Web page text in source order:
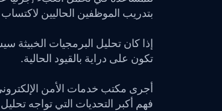
بتدريب الموظفين الحاليين
إذا كان تحليل البرمجيات
تكون على دراية بالقيود الحالية.
أجرى مكتب خدمات الأمن
فهم أكبر التحديات التي تواجه